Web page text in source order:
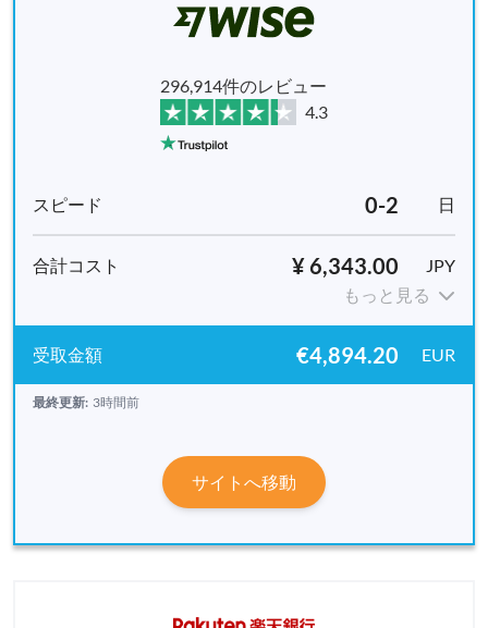
296,914件のレビュー
4.3
0-2 日
¥ 6,343.00
JPY
もっと見る
€4,894.20 EUR
最終更新: 3時間前
サイトへ移動